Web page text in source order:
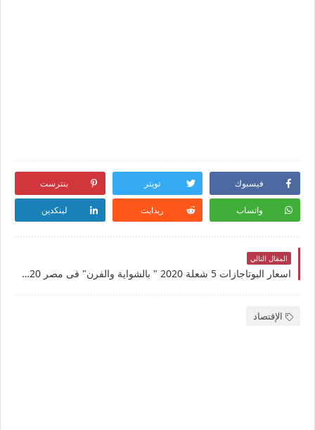
فيسبوك تويتر بنترست
واتساب ريدايت لينكدين
المقال التالي
اسعار البوتاجازات 5 شعلة 2020 " بالشواية والفرن" فى مصر 2020 متجر على الانترنت لشراء البوتاجازات بارخص سعر بوتاجازات رويال جاز الإنتاج الحربى الاستانلستيل
الإقتصاد